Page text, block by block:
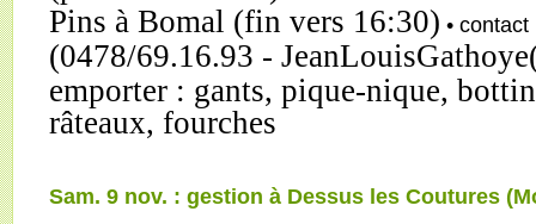
Pins à Bomal (fin vers 16:30) •
(0478/69.16.93 -
emporter : gants, pique-nique,
râteaux, fourches
Sam. 9 nov. : gestion à Dessus les Coutures